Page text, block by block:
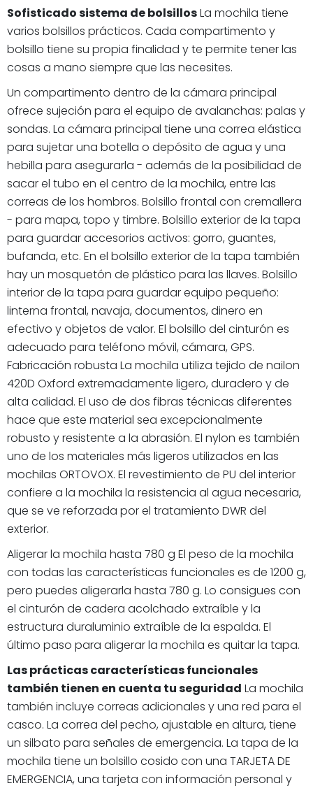
Sofisticado sistema de bolsillosLa mochila tiene
varios bolsillos prácticos. Cada compartimento y
bolsillo tiene su propia finalidad y te permite tener las
cosas a mano siempre que las necesites.
Un compartimento dentro de la cámara principal
ofrece sujeción para el equipo de avalanchas: palas y
sondas. La cámara principal tiene una correa elástica
para sujetar una botella o depósito de agua y una
hebilla para asegurarla - además de la posibilidad de
sacar el tubo en el centro de la mochila, entre las
correas de los hombros. Bolsillo frontal con cremallera
- para mapa, topo y timbre. Bolsillo exterior de la tapa
para guardar accesorios activos: gorro, guantes,
bufanda, etc. En el bolsillo exterior de la tapa también
hay un mosquetón de plástico para las llaves. Bolsillo
interior de la tapa para guardar equipo pequeño:
linterna frontal, navaja, documentos, dinero en
efectivo y objetos de valor. El bolsillo del cinturón es
adecuado para teléfono móvil, cámara, GPS.
Fabricación robusta La mochila utiliza tejido de nailon
420D Oxford extremadamente ligero, duradero y de
alta calidad. El uso de dos fibras técnicas diferentes
hace que este material sea excepcionalmente
robusto y resistente a la abrasión. El nylon es también
uno de los materiales más ligeros utilizados en las
mochilas ORTOVOX. El revestimiento de PU del interior
confiere a la mochila la resistencia al agua necesaria,
que se ve reforzada por el tratamiento DWR del
exterior.
Aligerar la mochila hasta 780 g El peso de la mochila
con todas las características funcionales es de 1200 g,
pero puedes aligerarla hasta 780 g. Lo consigues con
el cinturón de cadera acolchado extraíble y la
estructura duraluminio extraíble de la espalda. El
último paso para aligerar la mochila es quitar la tapa.
Las prácticas características funcionales
también tienen en cuenta tu seguridad La mochila
también incluye correas adicionales y una red para el
casco. La correa del pecho, ajustable en altura, tiene
un silbato para señales de emergencia. La tapa de la
mochila tiene un bolsillo cosido con una TARJETA DE
EMERGENCIA, una tarjeta con información personal y